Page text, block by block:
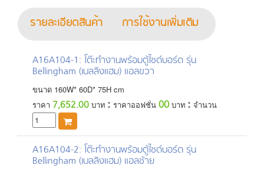
รายละเอียดสินค้า การใช้งานเพิ่มเติม
A16A104-1: โต๊ะทำงานพร้อมตู้ไซด์บอร์ด รุ่น
Bellingham (เบลลิงแฮม) แอลขวา
ขนาด 160W* 60D* 75H cm
ราคา 7,652.00 บาท : ราคาออฟชั่น 00 บาท : จำนวน
A16A104-2: โต๊ะทำงานพร้อมตู้ไซด์บอร์ด รุ่น
Bellingham (เบลลิงแฮม) แอลซ้าย